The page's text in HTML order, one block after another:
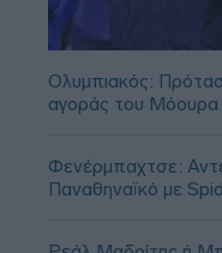
Ολυμπιακός:
αγοράς του
Φενέρμπαχτσε:
Παναθηναϊκό με